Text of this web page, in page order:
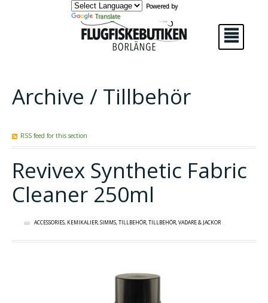
Powered by
Translate
²
Archive / Tillbehör
RSS feed for this section
Revivex Synthetic Fabric
Cleaner 250ml
ACCESSORIES, KEMIKALIER,SIMMS,TILLBEHÖR,TILLBEHÖR,VADARE & JACKOR